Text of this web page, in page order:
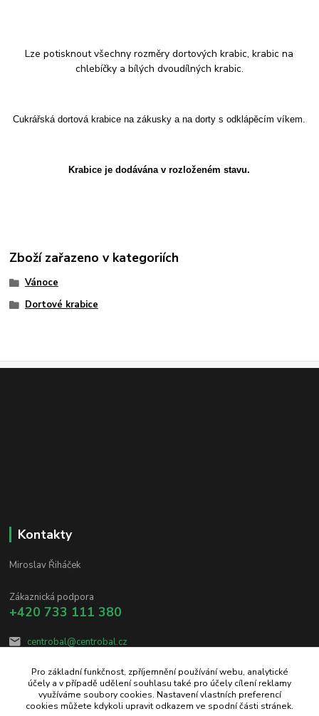
Lze potisknout všechny rozměry dortových krabic, krabic na
chlebíčky a bílých dvoudílných krabic.
Cukrářská dortová krabice na zákusky a na dorty s odklápěcím víkem.
Krabice je dodávána v rozloženém stavu.
Zboží zařazeno v kategoriích
Vánoce
Dortové krabice
Kontakty
Miroslav Řiháček
Zákaznická podpora
+420 733 111 380
centrobal@centrobal.cz
Pro základní funkčnost, zpříjemnění používání webu, analytické
účely a v případě udělení souhlasu také pro účely cílení reklamy
využíváme soubory cookies. Nastavení vlastních preferencí
cookies můžete kdykoli upravit odkazem ve spodní části stránek.